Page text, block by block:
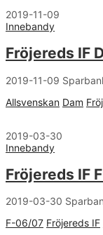
2019-11-09
Innebandy
Fröjereds IF
2019-11-09
Allsvenskan Dam
2019-03-30
Innebandy
Fröjereds IF
2019-03-30
F-06/07 Fröjereds IF